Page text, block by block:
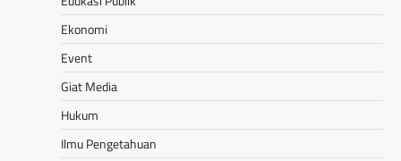
Ekonomi
Event
Giat Media
Hukum
Ilmu Pengetahuan